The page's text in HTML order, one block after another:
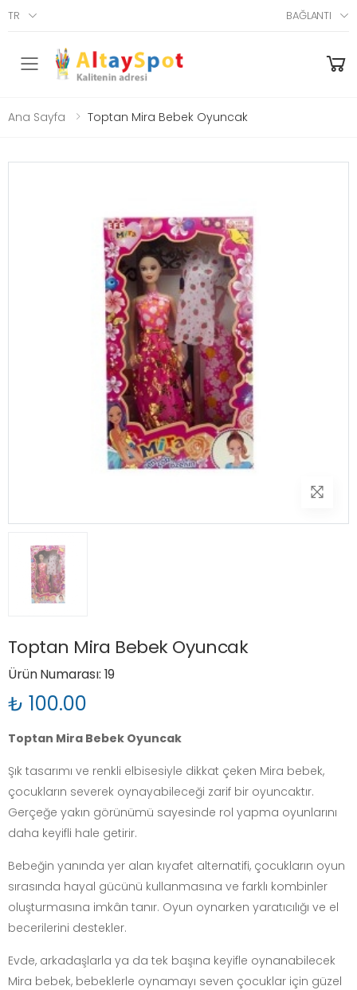
TR BAĞLANTI
Menü
Ana Sayfa Toptan Mira Bebek Oyuncak
Toptan Mira Bebek Oyuncak
Ürün Numarası: 19
₺ 100.00
Toptan Mira Bebek Oyuncak
Şık tasarımı ve renkli elbisesiyle dikkat çeken Mira bebek,
çocukların severek oynayabileceği zarif bir oyuncaktır.
Gerçeğe yakın görünümü sayesinde rol yapma oyunlarını
daha keyifli hale getirir.
Bebeğin yanında yer alan kıyafet alternatifi, çocukların oyun
sırasında hayal gücünü kullanmasına ve farklı kombinler
oluşturmasına imkân tanır. Oyun oynarken yaratıcılığı ve el
becerilerini destekler.
Evde, arkadaşlarla ya da tek başına keyifle oynanabilecek
Mira bebek, bebeklerle oynamayı seven çocuklar için güzel